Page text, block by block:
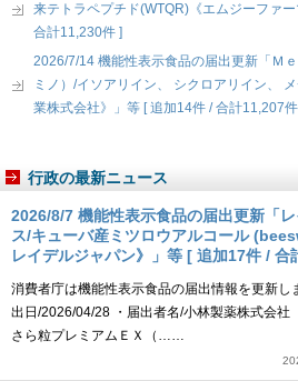
来テトラペプチド(WTQR)《エムジーファ
合計11,230件 ]
2026/7/14 機能性表示食品の届出更新「Ｍ
ミノ）/イソアリイン、 シクロアリイン、
業株式会社》」等 [ 追加14件 / 合計11,207
行政の最新ニュース
2026/8/7 機能性表示食品の届出更新
ス/キューバ産ミツロウアルコール
レイデルジャパン》」等 [ 追加17件 / 合
消費者庁は機能性表示食品の届出情報を更新し
出日/2026/04/28 ・届出者名/小林製薬株式会社
さら粒プレミアムＥＸ（……